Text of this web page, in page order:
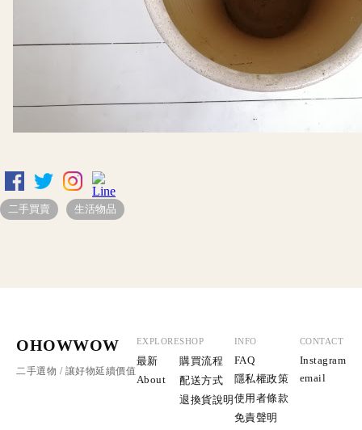
二手買賣 生活物品
OHOWWOW
二手選物 / 讓好物延續價值
EXPLORE
最新
About
SHOP
購買流程
配送方式
退換貨說明
INFO
FAQ
隱私權政策
使用者條款
免責聲明
CONTACT
Instagram
email